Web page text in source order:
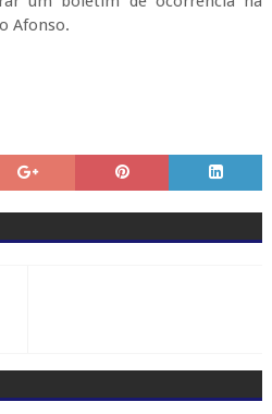
Afonso.